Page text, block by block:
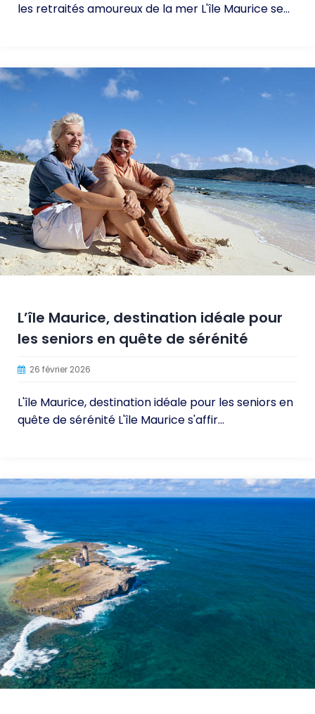
les retraités amoureux de la mer L'île Maurice se...
L’île Maurice, destination idéale pour
les seniors en quête de sérénité
26 février 2026
L'île Maurice, destination idéale pour les seniors en
quête de sérénité L'île Maurice s'affir...